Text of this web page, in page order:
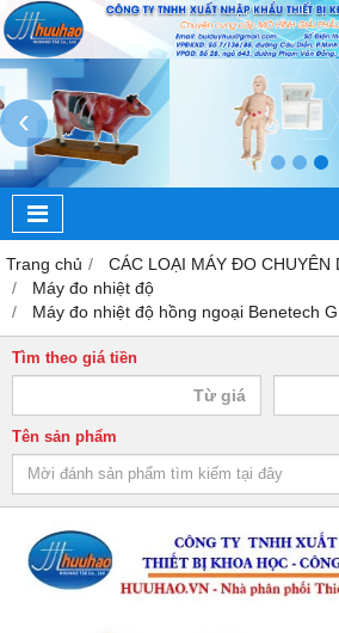
‹
Trang chủ
CÁC LOẠI MÁY ĐO CHUYÊN
Máy đo nhiệt độ
Máy đo nhiệt độ hồng ngoại Benetech
Tìm theo giá tiền
Tên sản phẩm